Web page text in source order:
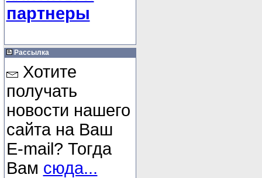
партнеры
Рассылка
Хотите
получать
новости нашего
сайта на Ваш
E-mail? Тогда
Вам сюда...